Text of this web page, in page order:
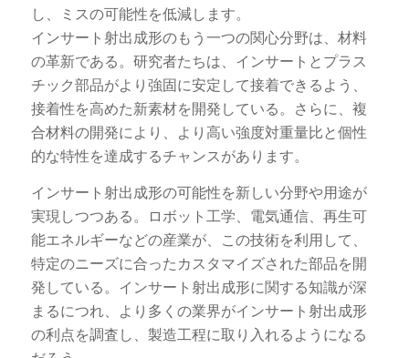
し、ミスの可能性を低減します。
インサート射出成形のもう一つの関心分野は、材料
の革新である。研究者たちは、インサートとプラス
チック部品がより強固に安定して接着できるよう、
接着性を高めた新素材を開発している。さらに、複
合材料の開発により、より高い強度対重量比と個性
的な特性を達成するチャンスがあります。
インサート射出成形の可能性を新しい分野や用途が
実現しつつある。ロボット工学、電気通信、再生可
能エネルギーなどの産業が、この技術を利用して、
特定のニーズに合ったカスタマイズされた部品を開
発している。インサート射出成形に関する知識が深
まるにつれ、より多くの業界がインサート射出成形
の利点を調査し、製造工程に取り入れるようになる